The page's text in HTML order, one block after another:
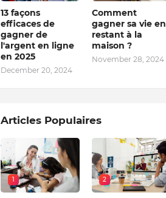
13 façons
efficaces de
gagner de
l'argent en ligne
en 2025
December 20, 2024
Comment
gagner sa vie en
restant à la
maison ?
November 28, 2024
Articles Populaires
1 2